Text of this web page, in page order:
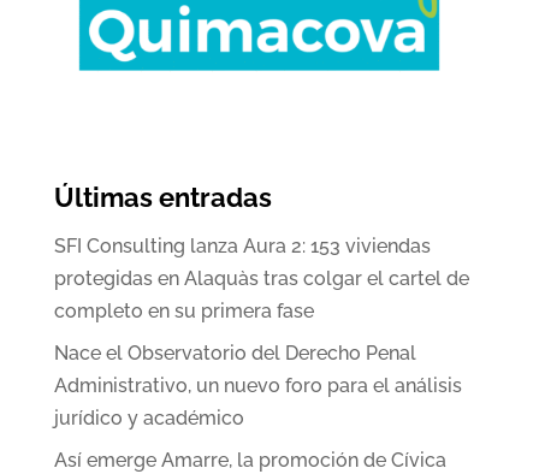
Últimas entradas
SFI Consulting lanza Aura 2: 153 viviendas
protegidas en Alaquàs tras colgar el cartel de
completo en su primera fase
Nace el Observatorio del Derecho Penal
Administrativo, un nuevo foro para el análisis
jurídico y académico
Así emerge Amarre, la promoción de Cívica